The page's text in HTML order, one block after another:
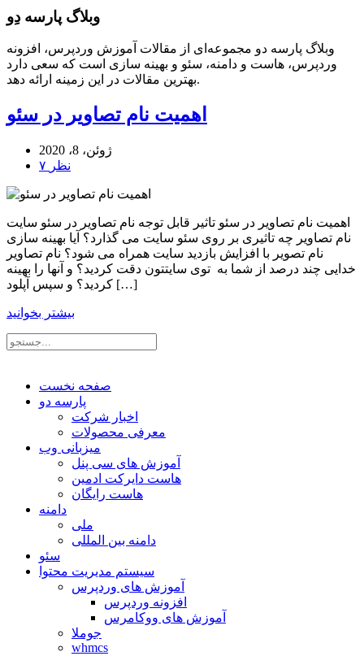
وبلاگ پارسه دِو
وبلاگ پارسه دو مجموعه‌ای از مقالات آموزش وردپرس، افزونه
وردپرس، هاست و دامنه، سئو و بهینه سازی است که سعی دارد
بهترین مقالات در این زمینه ارائه دهد.
اهمیت نام تصاویر در سئو
ژوئن، 8، 2020
۷ نظر
اهمیت نام تصاویر در سئو تاثیر قابل توجه نام تصاویر در سئو سایت
نام تصاویر چه تاثیری بر روی سئو سایت می گذارد؟ آیا بهینه سازی
نام تصویر با افزایش بازدید سایت همراه می شود؟ نام تصاویر
خدایی چند درصد از شما به توی سایتتون دقت کردید؟ و آنها را بهینه
کردید؟ و سپس آپلود […]
بیشتر بخوانید
صفحه نخست
پارسه دو
اخبار شرکت
معرفی محصولات
میزبانی وب
آموزش های سی پنل
هاست دایرکت ادمین
هاست رایگان
دامنه
ملی
دامنه بین المللی
سئو
سیستم مدیریت محتوا
آموزش های وردپرس
افزونه وردپرس
آموزش های ووکامرس
جوملا
whmcs